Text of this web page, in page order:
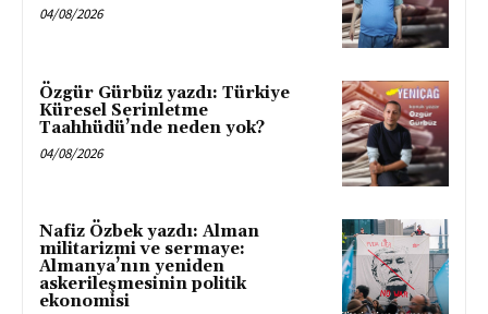
04/08/2026
Özgür Gürbüz yazdı: Türkiye
Küresel Serinletme
Taahhüdü’nde neden yok?
04/08/2026
Nafiz Özbek yazdı: Alman
militarizmi ve sermaye:
Almanya’nın yeniden
askerileşmesinin politik
ekonomisi